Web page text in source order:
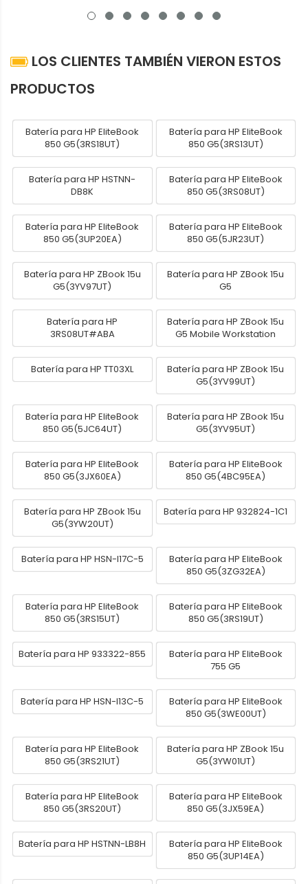
LOS CLIENTES TAMBIÉN VIERON ESTOS
PRODUCTOS
Batería para HP EliteBook
850 G5(3RS18UT)
Batería para HP EliteBook
850 G5(3RS13UT)
Batería para HP HSTNN-
DB8K
Batería para HP EliteBook
850 G5(3RS08UT)
Batería para HP EliteBook
850 G5(3UP20EA)
Batería para HP EliteBook
850 G5(5JR23UT)
Batería para HP ZBook 15u
G5(3YV97UT)
Batería para HP ZBook 15u
G5
Batería para HP
3RS08UT#ABA
Batería para HP ZBook 15u
G5 Mobile Workstation
Batería para HP TT03XL
Batería para HP ZBook 15u
G5(3YV99UT)
Batería para HP EliteBook
850 G5(5JC64UT)
Batería para HP ZBook 15u
G5(3YV95UT)
Batería para HP EliteBook
850 G5(3JX60EA)
Batería para HP EliteBook
850 G5(4BC95EA)
Batería para HP ZBook 15u
G5(3YW20UT)
Batería para HP 932824-1C1
Batería para HP HSN-I17C-5
Batería para HP EliteBook
850 G5(3ZG32EA)
Batería para HP EliteBook
850 G5(3RS15UT)
Batería para HP EliteBook
850 G5(3RS19UT)
Batería para HP 933322-855
Batería para HP EliteBook
755 G5
Batería para HP HSN-I13C-5
Batería para HP EliteBook
850 G5(3WE00UT)
Batería para HP EliteBook
850 G5(3RS21UT)
Batería para HP ZBook 15u
G5(3YW01UT)
Batería para HP EliteBook
850 G5(3RS20UT)
Batería para HP EliteBook
850 G5(3JX59EA)
Batería para HP HSTNN-LB8H
Batería para HP EliteBook
850 G5(3UP14EA)